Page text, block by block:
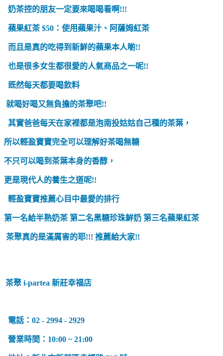
奶茶控的朋友一定要來喝喝看啊!!!
蘋果紅茶 $50：使用蘋果汁、阿薩姆紅茶
而且是真的吃得到新鮮的蘋果本人喲!!
也是很多女生都很愛的人氣商品之一呢!!
既然每天都要喝飲料
就喝好喝又無負擔的茶聚吧!!
其實爸爸每天在家裡都是泡南投姑姑自己種的茶葉，
所以輕盈寶寶完全可以理解好茶喝無糖
不只可以喝到茶葉本身的香醇，
更是現代人的養生之道呢!!
輕盈寶寶推薦心目中最愛的排行
第一名給半熟奶茶 第二名黑糖珍珠鮮奶 第三名蘋果紅茶
茶聚真的是滿厲害的耶!!! 推薦給大家!!
茶聚 i-partea 新莊幸福店
電話：02 - 2994 - 2929
營業時間：10:00 ~ 21:00